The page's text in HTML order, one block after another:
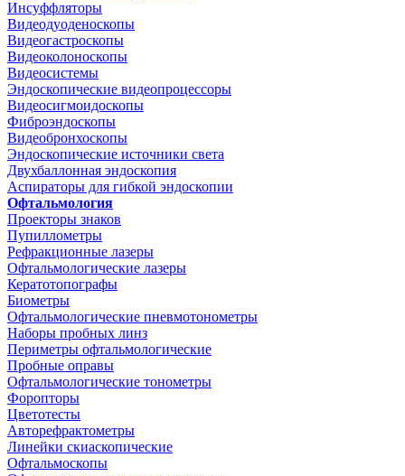
Инсуффляторы
Видеодуоденоскопы
Видеогастроскопы
Видеоколоноскопы
Видеосистемы
Эндоскопические видеопроцессоры
Видеосигмоидоскопы
Фиброэндоскопы
Видеобронхоскопы
Эндоскопические источники света
Двухбаллонная эндоскопия
Аспираторы для гибкой эндоскопии
Офтальмология
Проекторы знаков
Пупиллометры
Рефракционные лазеры
Офтальмологические лазеры
Кератотопографы
Биометры
Офтальмологические пневмотонометры
Наборы пробных линз
Периметры офтальмологические
Пробные оправы
Офтальмологические тонометры
Форопторы
Цветотесты
Авторефрактометры
Линейки скиаскопические
Офтальмоскопы